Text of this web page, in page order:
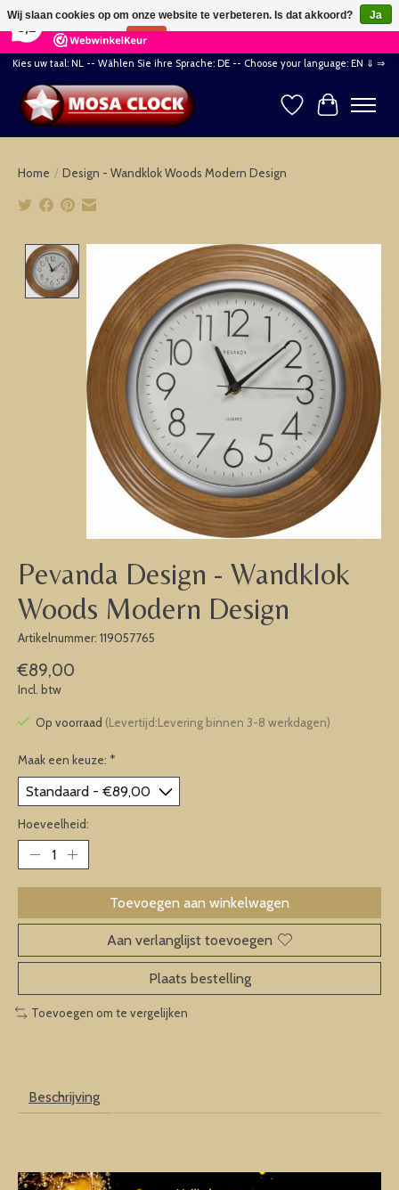
164 Reviews ×
Kies uw taal: NL -- Wählen Sie ihre Sprache: DE -- Choose your language: EN ⇓ ⇒
Verlanglijst
Home / Design - Wandklok Woods Modern Design
Product image slideshow Items
Pevanda Design - Wandklok
Woods Modern Design
Artikelnummer: 119057765
€89,00
Incl. btw
Op voorraad (Levertijd:Levering binnen 3-8 werkdagen)
Maak een keuze: *
Hoeveelheid:
Toevoegen aan winkelwagen
Aan verlanglijst toevoegen
Plaats bestelling
Toevoegen om te vergelijken
Beschrijving
Wij slaan cookies op om onze website te verbeteren. Is dat akkoord?
Ja
Nee